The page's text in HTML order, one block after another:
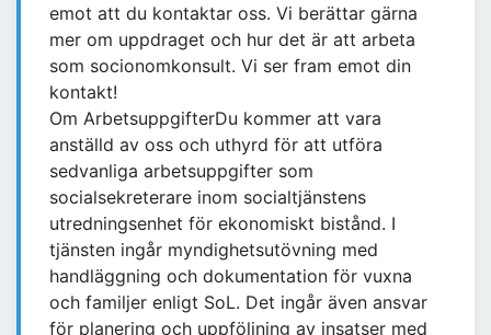
emot att du kontaktar oss. Vi berättar gärna
mer om uppdraget och hur det är att arbeta
som socionomkonsult. Vi ser fram emot din
kontakt!
Om ArbetsuppgifterDu kommer att vara
anställd av oss och uthyrd för att utföra
sedvanliga arbetsuppgifter som
socialsekreterare inom socialtjänstens
utredningsenhet för ekonomiskt bistånd. I
tjänsten ingår myndighetsutövning med
handläggning och dokumentation för vuxna
och familjer enligt SoL. Det ingår även ansvar
för planering och uppföljning av insatser med